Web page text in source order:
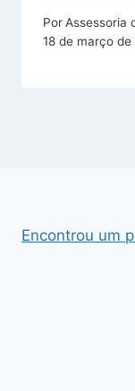
PorAssessoria
18 de março de
Encontrou um